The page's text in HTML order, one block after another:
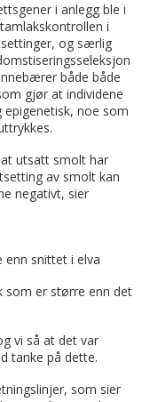
i anlegg ble i
i
og særlig
både både
gjør at individene
noe som
utsatt smolt har
av smolt kan
negativt, sier
enn snittet i elva
som er større enn det
vi så at det var
tanke på dette.
som sier